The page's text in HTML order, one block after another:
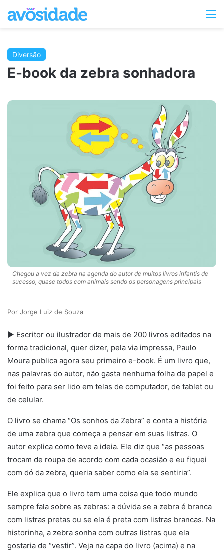
Switch
Diversão
E-book da zebra sonhadora
Chegou a vez da zebra na agenda do autor de muitos livros infantis de
sucesso, quase todos com animais sendo os personagens principais
Jorge Luiz de Souza
► Escritor ou ilustrador de mais de 200 livros editados na
forma tradicional, quer dizer, pela via impressa, Paulo
Moura publica agora seu primeiro e-book. É um livro que,
nas palavras do autor, não gasta nenhuma folha de papel e
foi feito para ser lido em telas de computador, de tablet ou
de celular.
O livro se chama “Os sonhos da Zebra” e conta a história
de uma zebra que começa a pensar em suas listras. O
autor explica como teve a ideia. Ele diz que “as pessoas
trocam de roupa de acordo com cada ocasião e eu fiquei
com dó da zebra, queria saber como ela se sentiria”.
Ele explica que o livro tem uma coisa que todo mundo
sempre fala sobre as zebras: a dúvida se a zebra é branca
com listras pretas ou se ela é preta com listras brancas. Na
historinha, a zebra sonha com outras listras que ela
gostaria de “vestir”. Veja na capa do livro (acima) e na